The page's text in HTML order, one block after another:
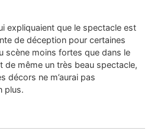
expliquaient que le spectacle est
de déception pour certaines
scène moins fortes que dans le
de même un très beau spectacle,
décors ne m’aurai pas
plus.